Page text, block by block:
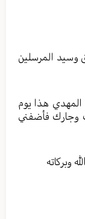
وسيد المرسلين
المهدي هذا يوم
وجارك فأضفني
وبركاته